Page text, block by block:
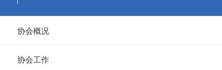
协会概况
协会工作